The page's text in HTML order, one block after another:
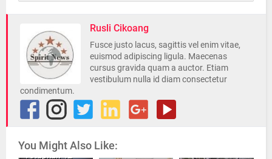
Rusli Cikoang
Fusce justo lacus, sagittis vel enim vitae,
euismod adipiscing ligula. Maecenas
cursus gravida quam a auctor. Etiam
vestibulum nulla id diam consectetur
condimentum.
You Might Also Like:
Polda Sulsel